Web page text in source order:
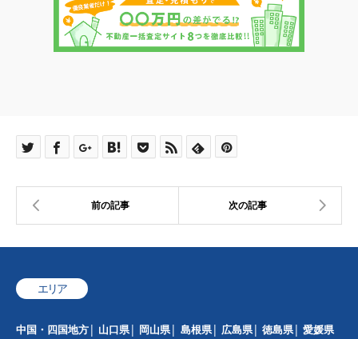
エリア
中国・四国地方 山口県 岡山県 島根県 広島県 徳島県
愛媛県